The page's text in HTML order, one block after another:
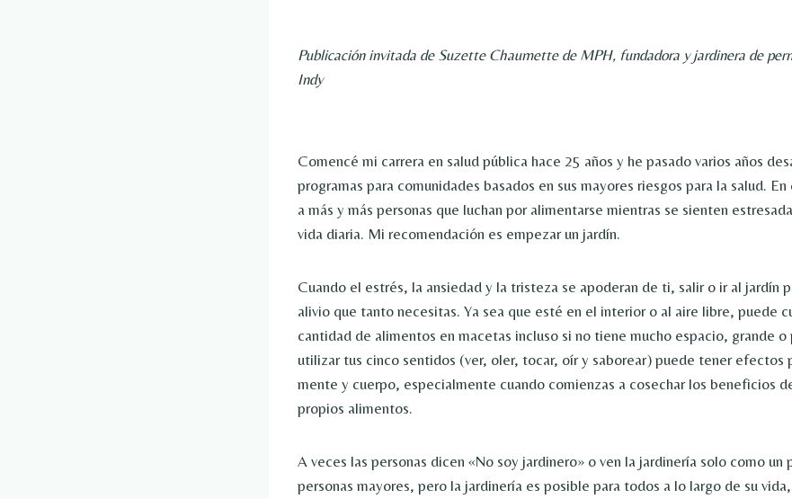
Publicación invitada de Suzette Chaumette de MPH, fundadora y jardinera de
Indy
Comencé mi carrera en salud pública hace 25 años y he pasado varios años
programas para comunidades basados ​​en sus mayores riesgos para la salud.
a más y más personas que luchan por alimentarse mientras se sienten
vida diaria. Mi recomendación es empezar un jardín.
Cuando el estrés, la ansiedad y la tristeza se apoderan de ti, salir o ir al jardín
alivio que tanto necesitas. Ya sea que esté en el interior o al aire libre, puede
cantidad de alimentos en macetas incluso si no tiene mucho espacio, grande o
utilizar tus cinco sentidos (ver, oler, tocar, oír y saborear) puede tener efectos
mente y cuerpo, especialmente cuando comienzas a cosechar los beneficios
propios alimentos.
A veces las personas dicen «No soy jardinero» o ven la jardinería solo como un
personas mayores, pero la jardinería es posible para todos a lo largo de su